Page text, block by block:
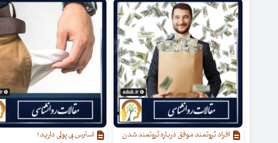
افراد ثروتمند موفق درباره ثروتمند شدن
استرس بی پولی دارید؟